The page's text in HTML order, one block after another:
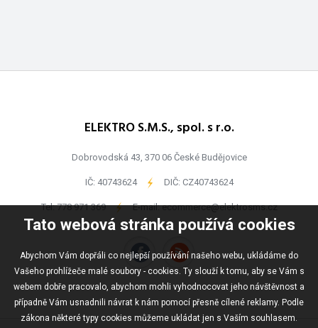
Tato webová stránka používá cookies
Abychom Vám dopřáli co nejlepší používání našeho webu, ukládáme do
Vašeho prohlížeče malé soubory - cookies. Ty slouží k tomu, aby se Vám s
webem dobře pracovalo, abychom mohli vyhodnocovat jeho návštěvnost a
případně Vám usnadnili návrat k nám pomocí přesně cílené reklamy. Podle
zákona některé typy cookies můžeme ukládat jen s Vaším souhlasem.
ELEKTRO S.M.S., spol. s r.o.
Dobrovodská 43, 370 06 České Budějovice
IČ: 40743624 - DIČ: CZ40743624
Tel:778 971 369 - E-mail:ecommerce@elektrosms.cz